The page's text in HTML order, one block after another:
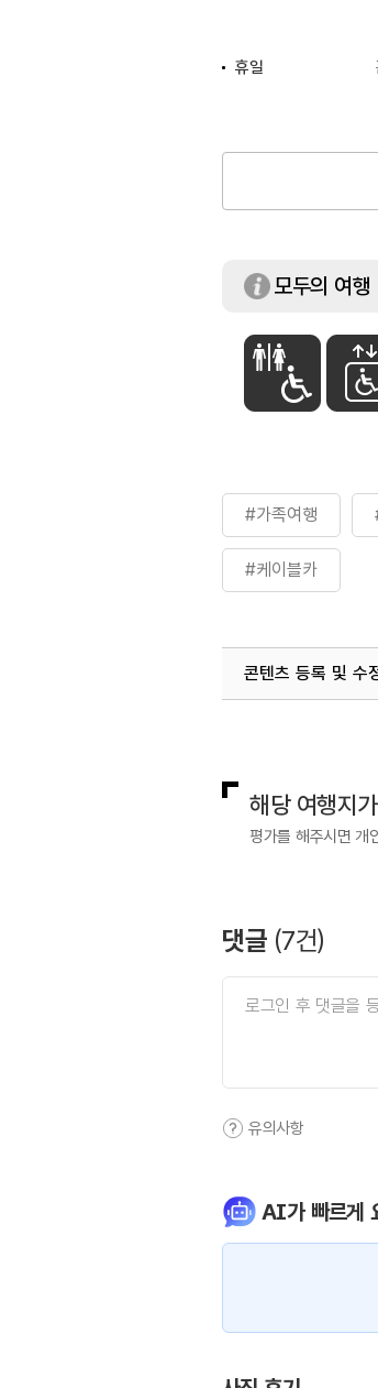
휴일
모두의 여
#가족여행
#케이블카
콘텐츠 등록 및 수
해당 여행지
평가를 해주시면 개
댓글 (7건)
유의사항
AI가 빠르게